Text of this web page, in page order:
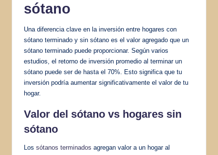
sótano
Una diferencia clave en la inversión entre hogares con
sótano terminado y sin sótano es el valor agregado que un
sótano terminado puede proporcionar. Según varios
estudios, el retorno de inversión promedio al terminar un
sótano puede ser de hasta el 70%. Esto significa que tu
inversión podría aumentar significativamente el valor de tu
hogar.
Valor del sótano vs hogares sin
sótano
Los sótanos terminados agregan valor a un hogar al